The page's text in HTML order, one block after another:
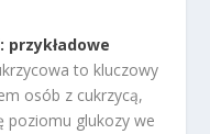
przykładowe
to kluczowy
osób z cukrzycą,
poziomu glukozy we